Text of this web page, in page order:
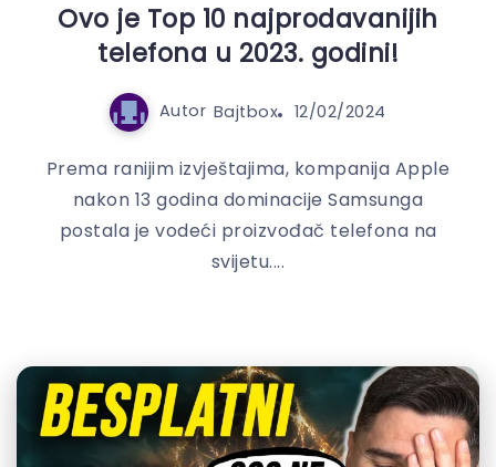
Ovo je Top 10 najprodavanijih
telefona u 2023. godini!
Autor Bajtbox 12/02/2024
Prema ranijim izvještajima, kompanija Apple
nakon 13 godina dominacije Samsunga
postala je vodeći proizvođač telefona na
svijetu....